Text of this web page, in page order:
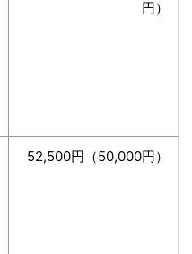
円）
52,500円（50,000円）